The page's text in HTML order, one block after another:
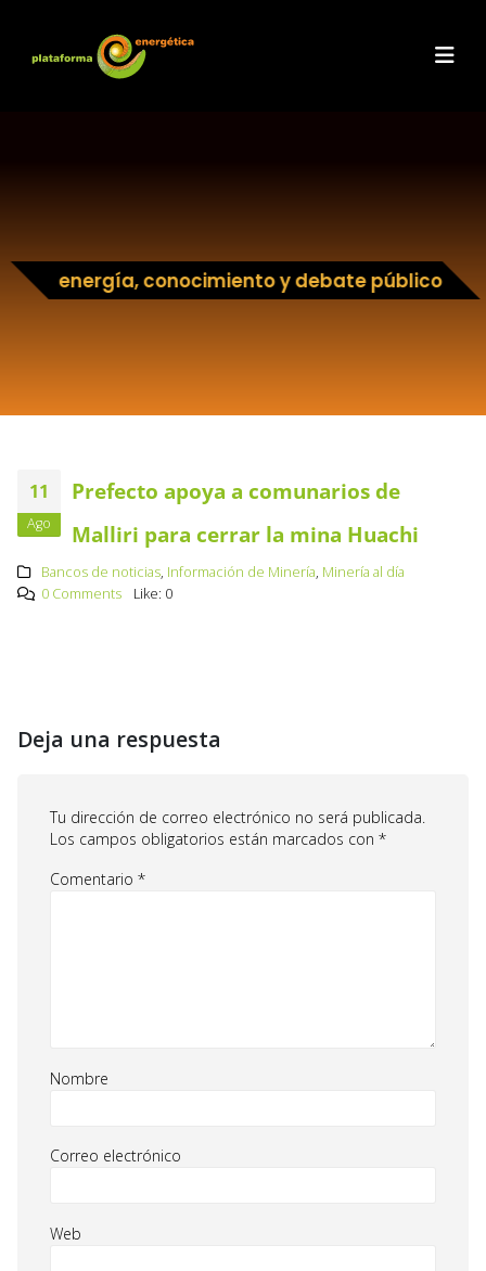
energía, conocimiento y debate público
11
Ago
Prefecto apoya a comunarios de
Malliri para cerrar la mina Huachi
Bancos de noticias, Información de Minería, Minería al día
0 Comments
Like: 0
Deja una respuesta
Tu dirección de correo electrónico no será publicada.
Los campos obligatorios están marcados con *
Comentario *
Nombre
Correo electrónico
Web